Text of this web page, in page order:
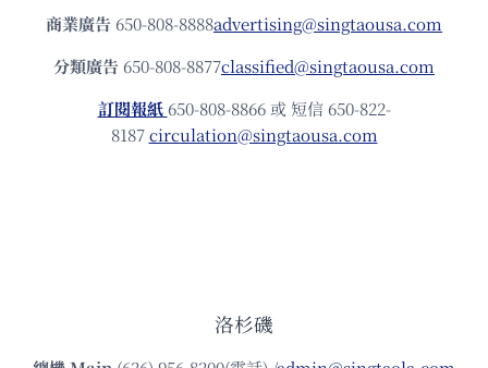
商業廣告 650-808-8888advertising@singtaousa.com
分類廣告 650-808-8877classified@singtaousa.com
訂閱報紙 650-808-8866 或 短信 650-822-
8187circulation@singtaousa.com
洛杉磯